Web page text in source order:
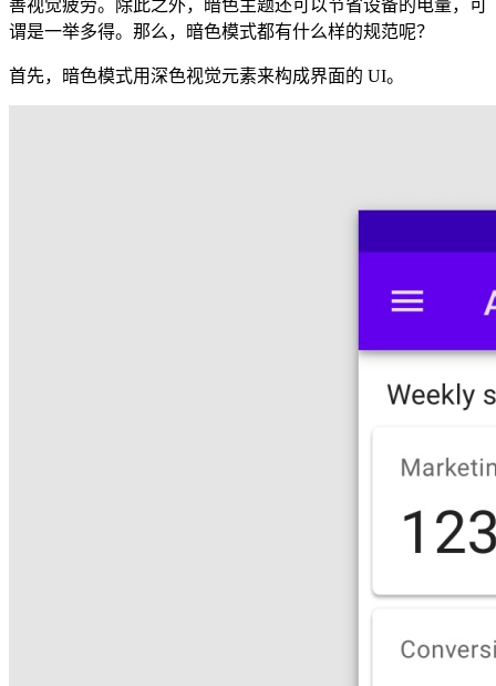
善视觉疲劳。除此之外，暗色主题还可以节省设备的电量，可
谓是一举多得。那么，暗色模式都有什么样的规范呢？
首先，暗色模式用深色视觉元素来构成界面的 UI。